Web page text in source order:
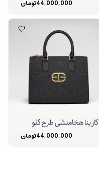
44,000,000تومان
کارینا هخامنشی طرح گئو
44,000,000تومان